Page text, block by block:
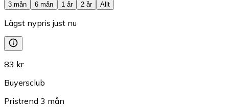
3 mån
6 mån 1 år 2 år Allt
Lägst nypris just nu
83 kr
Buyersclub
Pristrend 3 mån